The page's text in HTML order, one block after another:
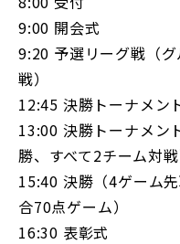
9:00 開会式
9:20 予選リーグ戦（
戦）
12:45 決勝トーナメン
13:00 決勝トーナメン
勝、すべて2チーム対戦
15:40 決勝（4ゲーム
合70点ゲーム）
16:30 表彰式